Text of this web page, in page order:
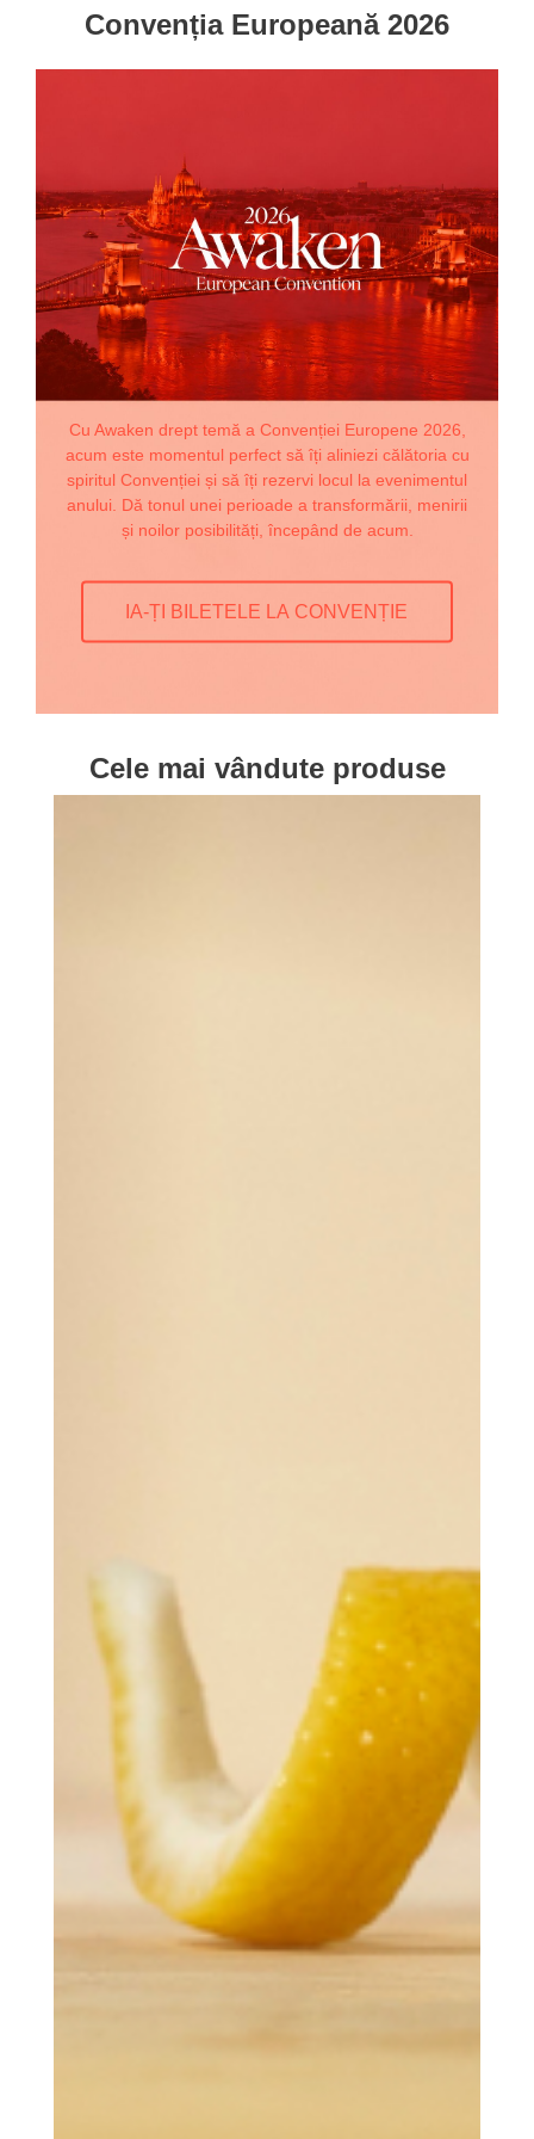
Convenția Europeană 2026
Cu Awaken drept temă a Convenției Europene 2026,
acum este momentul perfect să îți aliniezi călătoria cu
spiritul Convenției și să îți rezervi locul la evenimentul
anului. Dă tonul unei perioade a transformării, menirii
și noilor posibilități, începând de acum.
IA-ȚI BILETELE LA CONVENȚIE
Cele mai vândute produse